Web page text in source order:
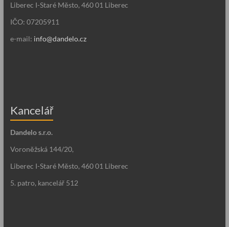
Liberec I-Staré Město, 460 01 Liberec
IČO: 07205911
e-mail: info@dandelo.cz
Kancelář
Dandelo s.r.o.
Voroněžská 144/20,
Liberec I-Staré Město, 460 01 Liberec
5. patro, kancelář 512